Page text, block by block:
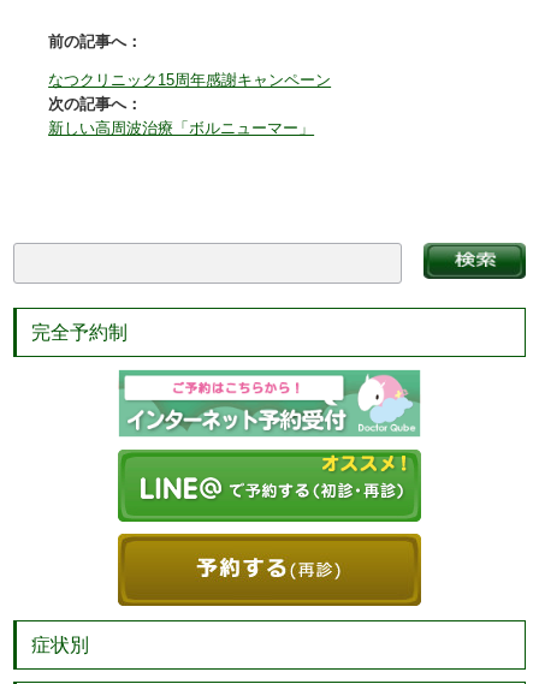
前の記事へ：
なつクリニック15周年感謝キャンペーン
次の記事へ：
新しい高周波治療「ボルニューマー」
完全予約制
症状別